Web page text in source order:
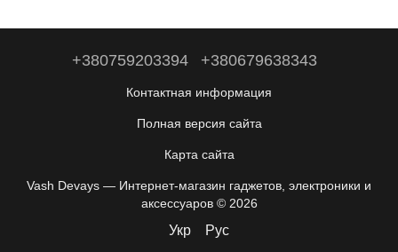
+380759203394 +380679638343
Контактная информация
Полная версия сайта
Карта сайта
Vash Devays — Интернет-магазин гаджетов, электроники и
аксессуаров © 2026
Укр Рус